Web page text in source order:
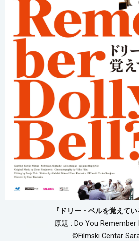
『ドリー・ベルを覚えてい
原題 : Do You Remember
©︎Filmski Centar